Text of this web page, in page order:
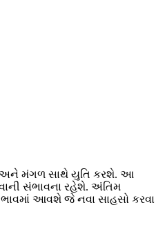
અને મંગળ સાથે યુતિ કરશે. આ
સંભાવના રહેશે. અંતિમ
ભાવમાં આવશે જે નવા સાહસો કરવા